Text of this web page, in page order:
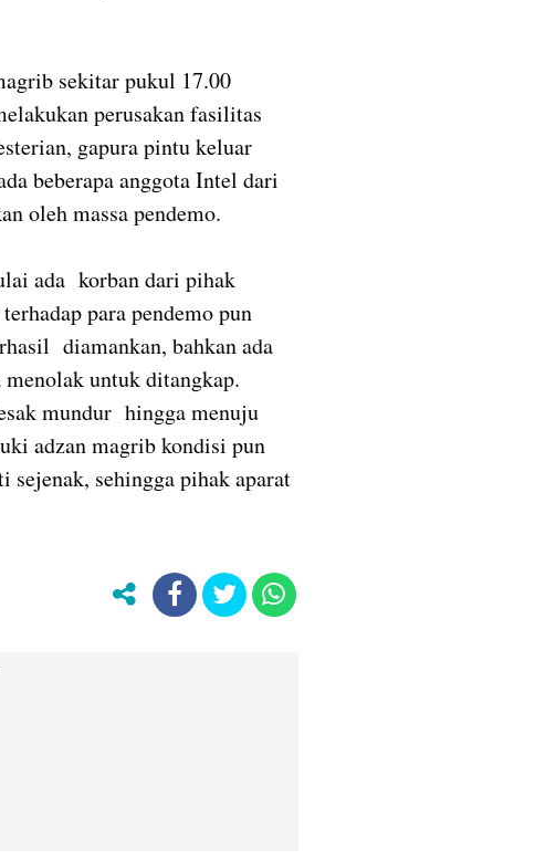
sekitar pukul 17.00
perusakan fasilitas
gapura pintu keluar
beberapa anggota Intel dari
oleh massa pendemo.
ada korban dari pihak
para pendemo pun
diamankan, bahkan ada
untuk ditangkap.
mundur hingga menuju
adzan magrib kondisi pun
sejenak, sehingga pihak aparat